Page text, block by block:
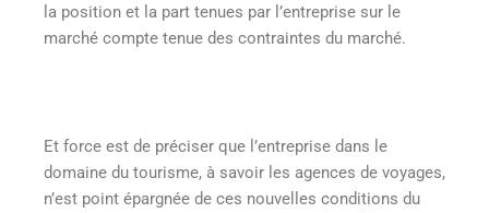
la position et la part tenues par l’entreprise sur le
marché compte tenue des contraintes du marché.
Et force est de préciser que l’entreprise dans le
domaine du tourisme, à savoir les agences de voyages,
n’est point épargnée de ces nouvelles conditions du